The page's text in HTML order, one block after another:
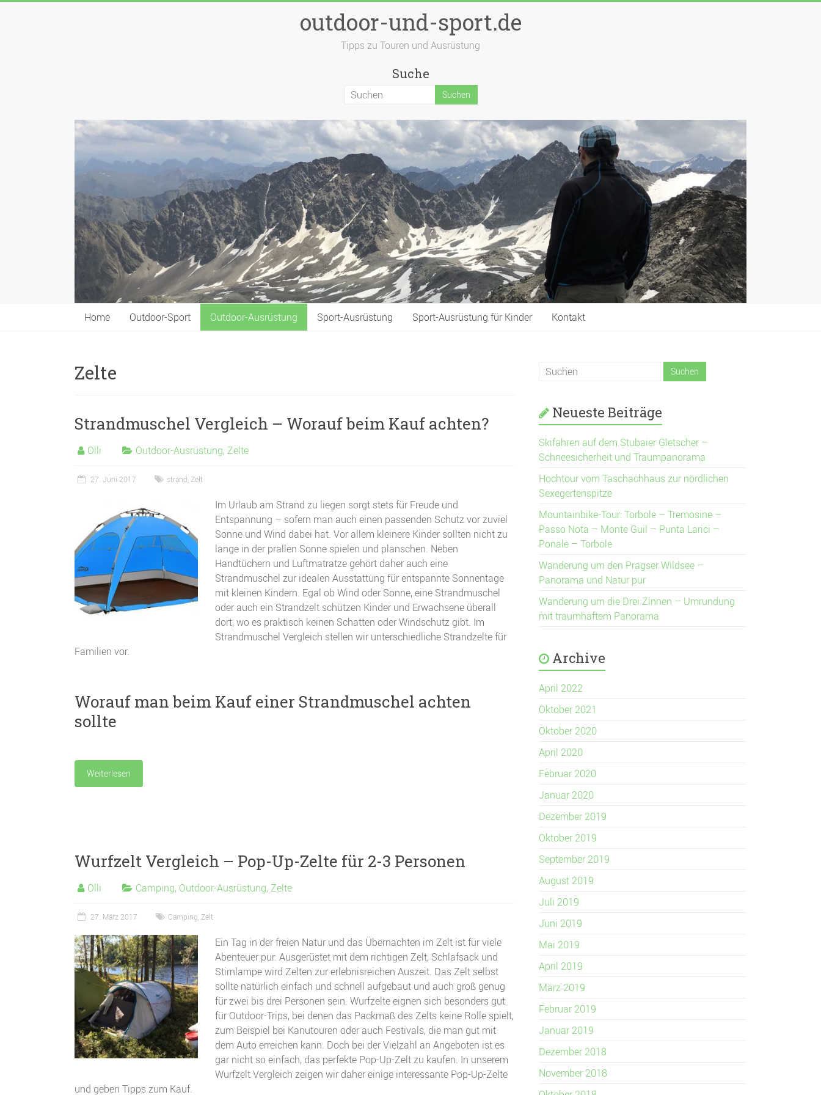
outdoor-und-sport.de
Tipps zu Touren und Ausrüstung
Suche
Home Outdoor-Sport Outdoor-Ausrüstung Sport-Ausrüstung Sport-Ausrüstung für Kinder Kontakt
Zelte
Strandmuschel Vergleich – Worauf beim Kauf achten?
Olli Outdoor-Ausrüstung, Zelte
27. Juni 2017 strand Zelt
Im Urlaub am Strand zu liegen sorgt stets für Freude und
Entspannung – sofern man auch einen passenden Schutz vor zuviel
Sonne und Wind dabei hat. Vor allem kleinere Kinder sollten nicht zu
lange in der prallen Sonne spielen und planschen. Neben
Handtüchern und Luftmatratze gehört daher auch eine
Strandmuschel zur idealen Ausstattung für entspannte Sonnentage
mit kleinen Kindern. Egal ob Wind oder Sonne, eine Strandmuschel
oder auch ein Strandzelt schützen Kinder und Erwachsene überall
dort, wo es praktisch keinen Schatten oder Windschutz gibt. Im
Strandmuschel Vergleich stellen wir unterschiedliche Strandzelte für
Familien vor.
Worauf man beim Kauf einer Strandmuschel achten
sollte
Weiterlesen
Wurfzelt Vergleich – Pop-Up-Zelte für 2-3 Personen
Olli Camping, Outdoor-Ausrüstung, Zelte
27. März 2017 Camping Zelt
Ein Tag in der freien Natur und das Übernachten im Zelt ist für viele
Abenteuer pur. Ausgerüstet mit dem richtigen Zelt, Schlafsack und
Stirnlampe wird Zelten zur erlebnisreichen Auszeit. Das Zelt selbst
sollte natürlich einfach und schnell aufgebaut und auch groß genug
für zwei bis drei Personen sein. Wurfzelte eignen sich besonders gut
für Outdoor-Trips, bei denen das Packmaß des Zelts keine Rolle spielt,
zum Beispiel bei Kanutouren oder auch Festivals, die man gut mit
dem Auto erreichen kann. Doch bei der Vielzahl an Angeboten ist es
gar nicht so einfach, das perfekte Pop-Up-Zelt zu kaufen. In unserem
Wurfzelt Vergleich zeigen wir daher einige interessante Pop-Up-Zelte
und geben Tipps zum Kauf.
Neueste Beiträge
Skifahren auf dem Stubaier Gletscher –
Schneesicherheit und Traumpanorama
Hochtour vom Taschachhaus zur nördlichen
Sexegertenspitze
Mountainbike-Tour: Torbole – Tremosine –
Passo Nota – Monte Guil – Punta Larici –
Ponale – Torbole
Wanderung um den Pragser Wildsee –
Panorama und Natur pur
Wanderung um die Drei Zinnen – Umrundung
mit traumhaftem Panorama
Archive
April 2022
Oktober 2021
Oktober 2020
April 2020
Februar 2020
Januar 2020
Dezember 2019
Oktober 2019
September 2019
August 2019
Juli 2019
Juni 2019
Mai 2019
April 2019
März 2019
Februar 2019
Januar 2019
Dezember 2018
November 2018